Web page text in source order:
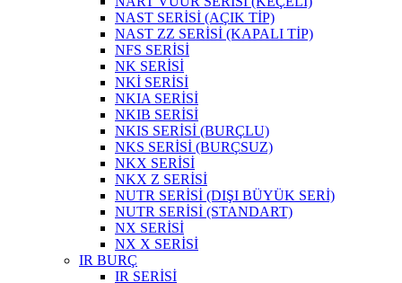
NAST SERİSİ (AÇIK TİP)
NAST ZZ SERİSİ (KAPALI TİP)
NFS SERİSİ
NK SERİSİ
NKİ SERİSİ
NKIA SERİSİ
NKIB SERİSİ
NKIS SERİSİ (BURÇLU)
NKS SERİSİ (BURÇSUZ)
NKX SERİSİ
NKX Z SERİSİ
NUTR SERİSİ (DIŞI BÜYÜK SERİ)
NUTR SERİSİ (STANDART)
NX SERİSİ
NX X SERİSİ
IR BURÇ
IR SERİSİ